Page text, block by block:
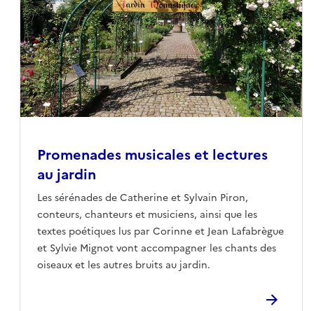
Promenades musicales et lectures
au jardin
Les sérénades de Catherine et Sylvain Piron,
conteurs, chanteurs et musiciens, ainsi que les
textes poétiques lus par Corinne et Jean Lafabrègue
et Sylvie Mignot vont accompagner les chants des
oiseaux et les autres bruits au jardin.